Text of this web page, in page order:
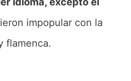
impopular con la
flamenca.